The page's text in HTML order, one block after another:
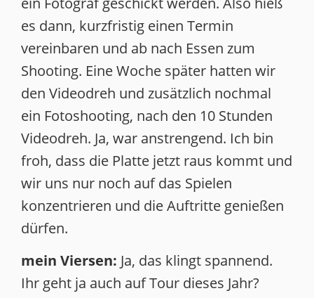
es dann, kurzfristig einen Termin
vereinbaren und ab nach Essen zum
Shooting. Eine Woche später hatten wir
den Videodreh und zusätzlich nochmal
ein Fotoshooting, nach den 10 Stunden
Videodreh. Ja, war anstrengend. Ich bin
froh, dass die Platte jetzt raus kommt und
wir uns nur noch auf das Spielen
konzentrieren und die Auftritte genießen
dürfen.
mein Viersen: Ja, das klingt spannend.
Ihr geht ja auch auf Tour dieses Jahr?